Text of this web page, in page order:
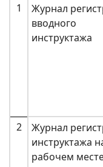
1
Журнал
вводного
инструктажа
2
Журнал
инструктажа
рабочем